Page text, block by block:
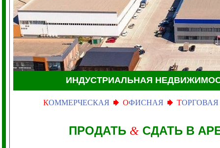
ИНДУСТРИАЛЬНАЯ
КОММЕРЧЕСКАЯ ОФИСНАЯ ТОРГОВАЯ
ПРОДАТЬ & СДАТЬ В